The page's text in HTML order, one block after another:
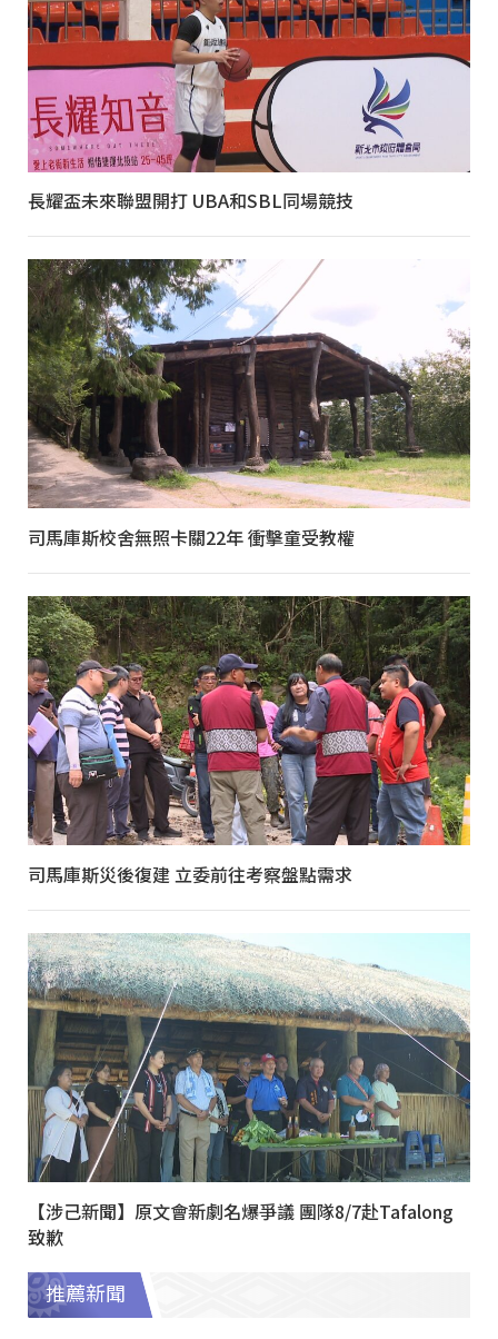
長耀盃未來聯盟開打 UBA和SBL同場競技
司馬庫斯校舍無照卡關22年 衝擊童受教權
司馬庫斯災後復建 立委前往考察盤點需求
【涉己新聞】原文會新劇名爆爭議 團隊8/7赴Tafalong
致歉
推薦新聞